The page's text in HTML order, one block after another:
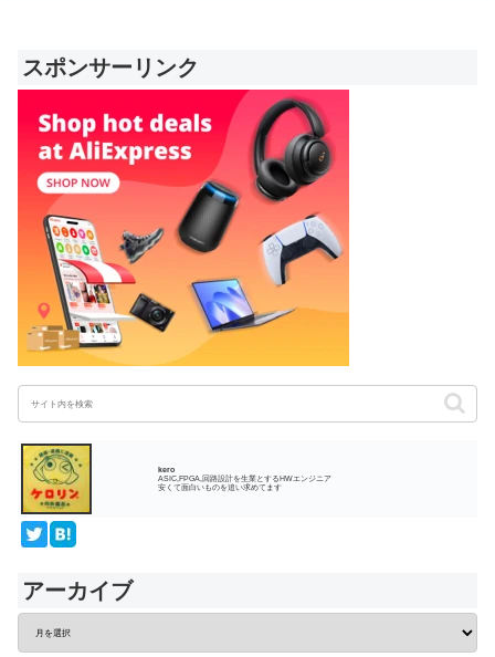
スポンサーリンク
kero
ASIC,FPGA,回路設計を生業とするHWエンジニア
安くて面白いものを追い求めてます
アーカイブ